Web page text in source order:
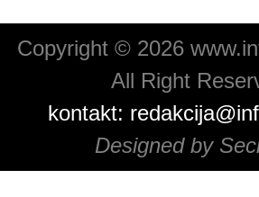
Copyright © 2026
All Right
kontakt:
Designed by